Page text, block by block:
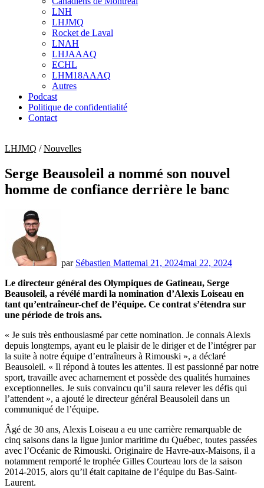
sub
menu
LNH
LHJMQ
Rocket de Laval
LNAH
LHJAAAQ
ECHL
LHM18AAAQ
Autres
Podcast
Politique de confidentialité
Contact
LHJMQ /Nouvelles
Serge Beausoleil a nommé son nouvel
homme de confiance derrière le banc
par Sébastien Mattemai 21, 2024mai 22, 2024
Le directeur général des Olympiques de Gatineau, Serge
Beausoleil, a révélé mardi la nomination d’Alexis Loiseau en
tant qu’entraîneur-chef de l’équipe. Ce contrat s’étendra sur
une période de trois ans.
« Je suis très enthousiasmé par cette nomination. Je connais Alexis
depuis longtemps, ayant eu le plaisir de le diriger et de l’intégrer par
la suite à notre équipe d’entraîneurs à Rimouski », a déclaré
Beausoleil. « Il répond à toutes les attentes. Il est passionné par notre
sport, travaille avec acharnement et possède des qualités humaines
exceptionnelles. Je suis convaincu qu’il saura relever les défis qui
l’attendent », a ajouté le directeur général Beausoleil dans un
communiqué de l’équipe.
Âgé de 30 ans, Alexis Loiseau a eu une carrière remarquable de
cinq saisons dans la ligue junior maritime du Québec, toutes passées
avec l’Océanic de Rimouski. Originaire de Havre-aux-Maisons, il a
notamment remporté le trophée Gilles Courteau lors de la saison
2014-2015, alors qu’il était capitaine de l’équipe du Bas-Saint-
Laurent.